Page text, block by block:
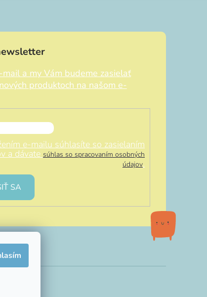
a my Vám budeme zasielať
produktoch na našom e-
e-mailu súhlasíte so zasielaním
a dávate súhlas so spracovaním osobných
údajov.
SA